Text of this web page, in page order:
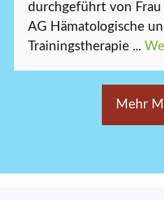
durchgeführt von Frau
AG Hämatologische
Trainingstherapie ...
Mehr